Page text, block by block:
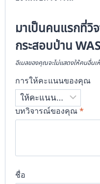
มาเป็นคนแรกที่วิ
กระสอบป่าน
อีเมลของคุณจะไม่แสดงให้คนอื่นเ
การให้คะแนนของคุณ
บทวิจารณ์ของคุณ*
ชื่อ